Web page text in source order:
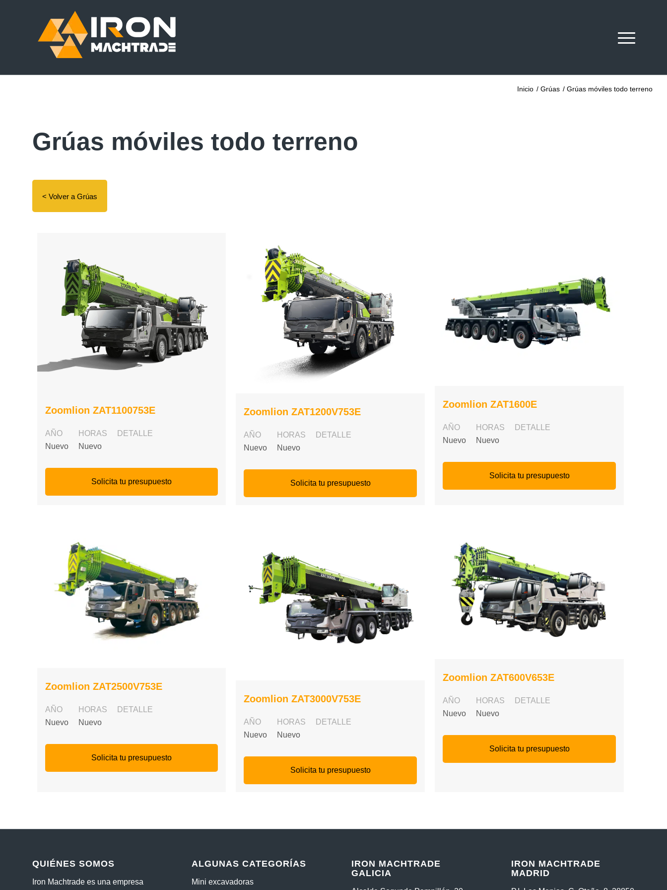
Inicio / Grúas / Grúas móviles todo terreno
Grúas móviles todo terreno
< Volver a Grúas
Zoomlion ZAT1100753E
AÑO
Nuevo
HORAS
Nuevo
DETALLE
Solicita tu presupuesto
Zoomlion ZAT1200V753E
AÑO
Nuevo
HORAS
Nuevo
DETALLE
Solicita tu presupuesto
Zoomlion ZAT1600E
AÑO
Nuevo
HORAS
Nuevo
DETALLE
Solicita tu presupuesto
Zoomlion ZAT2500V753E
AÑO
Nuevo
HORAS
Nuevo
DETALLE
Solicita tu presupuesto
Zoomlion ZAT3000V753E
AÑO
Nuevo
HORAS
Nuevo
DETALLE
Solicita tu presupuesto
Zoomlion ZAT600V653E
AÑO
Nuevo
HORAS
Nuevo
DETALLE
Solicita tu presupuesto
QUIÉNES SOMOS
Iron Machtrade es una empresa
ALGUNAS CATEGORÍAS
Mini excavadoras
IRON MACHTRADE
GALICIA
IRON MACHTRADE
MADRID